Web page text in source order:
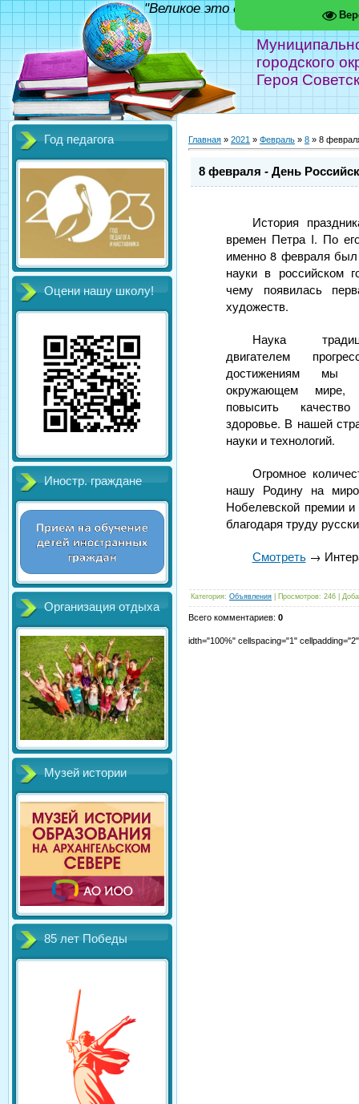
городского
Героя
"Великое это дело - школа!"
Год педагога
Оцени нашу школу!
Иностр. граждане
Организация отдыха
Музей истории
85 лет Победы
Главная » 2021 » Февраль » 8 » 8
8 февраля - День
История
времен Петра I. По
именно 8 февраля был
науки в российском
чему появилась
художеств.
Наука
двигателем
достижениям мы
окружающем мире,
повысить
здоровье. В нашей
науки и технологий.
Огромное
нашу Родину на
Нобелевской премии
благодаря труду
Смотреть→
Категория: Объявления Просмотров: 246
Всего комментариев: 0
idth="100%" cellspacing="1"